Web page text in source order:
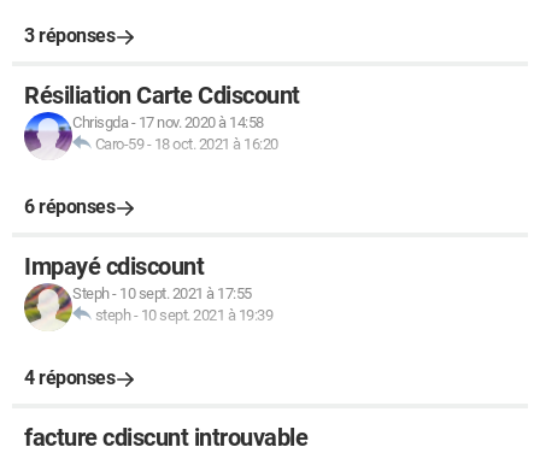
3 réponses
Résiliation Carte Cdiscount
Chrisgda- 17 nov. 2020 à 14:58
Caro-59- 18 oct. 2021 à 16:20
6 réponses
Impayé cdiscount
Steph- 10 sept. 2021 à 17:55
steph- 10 sept. 2021 à 19:39
4 réponses
facture cdiscunt introuvable